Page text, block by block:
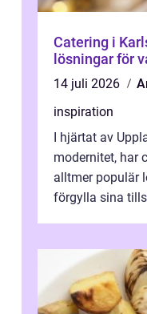
Catering i
lösningar för
14 juli 2026
inspiration
I hjärtat av
modernitet, har
alltmer populär
förgylla sina